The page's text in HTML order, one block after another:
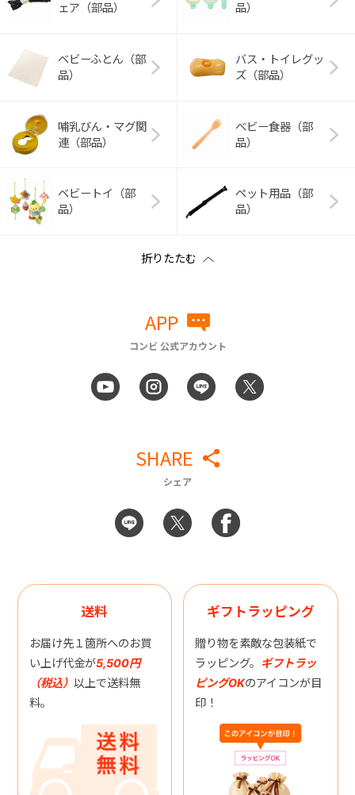
ェア（部品）
品）
ベビーふとん（部
品）
バス・トイレグッ
ズ（部品）
哺乳びん・マグ関
連（部品）
ベビー食器（部
品）
ベビートイ（部
品）
ペット用品（部
品）
APP
コンビ 公式アカウント
SHARE
シェア
送料
お届け先１箇所へのお買
い上げ代金が5,500円
（税込） 以上で送料無
料。
ギフトラッピング
贈り物を素敵な包装紙で
ラッピング。 ギフトラッ
ピングOKのアイコンが目
印！